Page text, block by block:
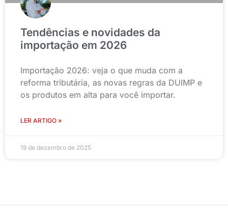
Tendências e novidades da
importação em 2026
Importação 2026: veja o que muda com a
reforma tributária, as novas regras da DUIMP e
os produtos em alta para você importar.
LER ARTIGO »
19 de dezembro de 2025